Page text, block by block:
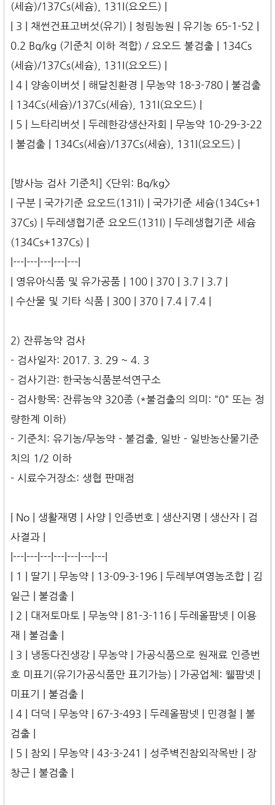
(세슘)/137Cs(세슘), 131I(요오드) |
| 3 | 채썬건표고버섯(유기) | 청림농원 | 유기농 65-1-52 |
0.2 Bq/kg (기준치 이하 적합) / 요오드 불검출 | 134Cs
(세슘)/137Cs(세슘), 131I(요오드) |
| 4 | 양송이버섯 | 해달친환경 | 무농약 18-3-780 | 불검출
| 134Cs(세슘)/137Cs(세슘), 131I(요오드) |
| 5 | 느타리버섯 | 두레한강생산자회 | 무농약 10-29-3-22
| 불검출 | 134Cs(세슘)/137Cs(세슘), 131I(요오드) |
[방사능 검사 기준치] <단위: Bq/kg>
| 구분 | 국가기준 요오드(131I) | 국가기준 세슘(134Cs+1
37Cs) | 두레생협기준 요오드(131I) | 두레생협기준 세슘
(134Cs+137Cs) |
|---|---|---|---|---|
| 영유아식품 및 유가공품 | 100 | 370 | 3.7 | 3.7 |
| 수산물 및 기타 식품 | 300 | 370 | 7.4 | 7.4 |
2) 잔류농약 검사
- 검사일자: 2017. 3. 29 ~ 4. 3
- 검사기관: 한국농식품분석연구소
- 검사항목: 잔류농약 320종 (*불검출의 의미: "0" 또는 정
량한계 이하)
- 기준치: 유기농/무농약 - 불검출, 일반 - 일반농산물기준
치의 1/2 이하
- 시료수거장소: 생협 판매점
| No | 생활재명 | 사양 | 인증번호 | 생산지명 | 생산자 | 검
사결과 |
|---|---|---|---|---|---|---|
| 1 | 딸기 | 무농약 | 13-09-3-196 | 두레부여영농조합 | 김
일근 | 불검출 |
| 2 | 대저토마토 | 무농약 | 81-3-116 | 두레올팜넷 | 이용
재 | 불검출 |
| 3 | 냉동다진생강 | 무농약 | 가공식품으로 원재료 인증번
호 미표기(유기가공식품만 표기가능) | 가공업체: 웰팜넷 |
미표기 | 불검출 |
| 4 | 더덕 | 무농약 | 67-3-493 | 두레올팜넷 | 민경철 | 불
검출 |
| 5 | 참외 | 무농약 | 43-3-241 | 성주벽진참외작목반 | 장
창근 | 불검출 |